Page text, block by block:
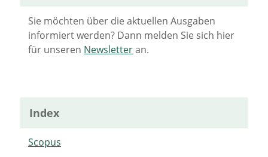
Sie möchten über die aktuellen Ausgaben
informiert werden? Dann melden Sie sich hier
für unseren Newsletteran.
Index
Scopus